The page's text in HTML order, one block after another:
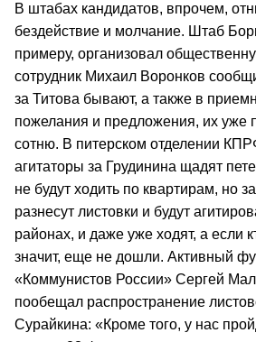
В штабах кандидатов, впрочем,
бездействие и молчание. Штаб
примеру, организовал
сотрудник Михаил Воронков
за Титова бывают, а также в
пожелания и предложения, их уже
сотню. В питерском отделении
агитаторы за Грудинина щадят
не будут ходить по квартирам, но
разнесут листовки и будут
районах, и даже уже ходят, а если
значит, еще не дошли. Активный
«Коммунистов России» Сергей
пообещал распространение
Сурайкина: «Кроме того, у нас